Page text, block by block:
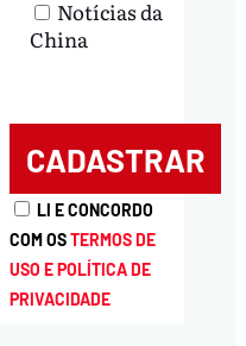
Notícias da
China
LI E CONCORDO
COM OSTERMOS DE
USO E POLÍTICA DE
PRIVACIDADE